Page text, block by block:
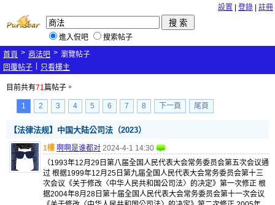
設置 登錄 註冊
進入侃吧
搜索帖子
首頁 > 商法吧 > 瀏覽帖子
回覆帖子
只看樓主
目前共有71篇帖子。
1 2 3 4 5 6 7 8 下一頁 尾頁
【法律法规】中国大陆公司法（2023）
1樓 啊啊是谁都对 2024-4-1 14:30
（1993年12月29日第八届全国人民代表大会常务委员会第五次会议通
过 根据1999年12月25日第九届全国人民代表大会常务委员会第十三
次会议《关于修改〈中华人民共和国公司法〉的决定》第一次修正 根
据2004年8月28日第十届全国人民代表大会常务委员会第十一次会议